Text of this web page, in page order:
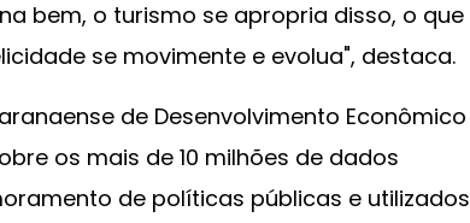
bem, o turismo se apropria disso, o que
se movimente e evolua", destaca.
de Desenvolvimento Econômico
os mais de 10 milhões de dados
de políticas públicas e utilizados